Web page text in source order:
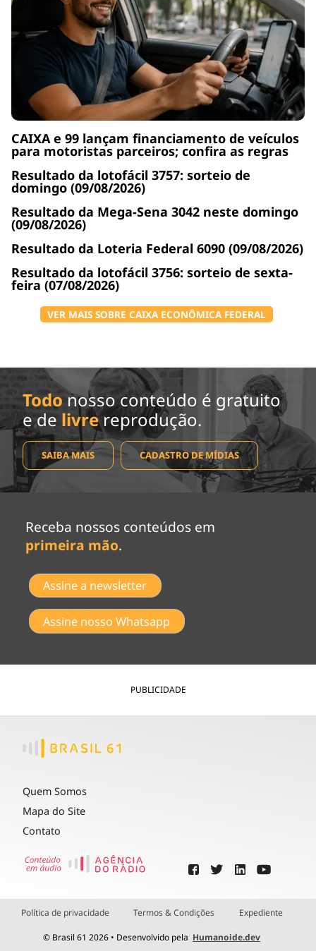
CAIXA e 99 lançam financiamento de veículos
para motoristas parceiros; confira as regras
Resultado da lotofácil 3757: sorteio de
domingo (09/08/2026)
Resultado da Mega-Sena 3042 neste domingo
(09/08/2026)
Resultado da Loteria Federal 6090 (09/08/2026)
Resultado da lotofácil 3756: sorteio de sexta-
feira (07/08/2026)
VER MAIS SOBRE CAIXA ECONÔMICA FEDERAL
Todo nosso conteúdo é gratuito
e de livrereprodução.
SAIBA MAIS CADASTRO DE MÍDIAS
Receba nossos conteúdos em
primeira mão.
Assine a newsletter
Assine nosso Whatsapp
PUBLICIDADE
Quem Somos
Mapa do Site
Contato
Política de privacidade Termos & Condições Expediente
© Brasil 61 2026 • Desenvolvido pela Humanoide.dev